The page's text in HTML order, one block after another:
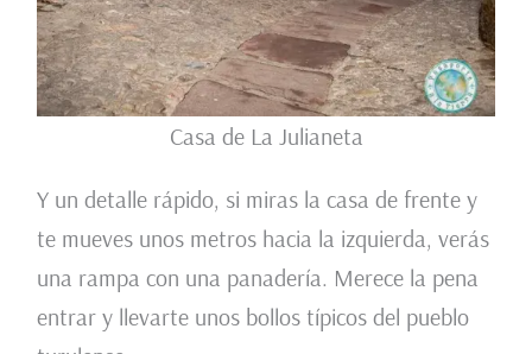
Casa de La Julianeta
Y un detalle rápido, si miras la casa de frente y
te mueves unos metros hacia la izquierda, verás
una rampa con una panadería. Merece la pena
entrar y llevarte unos bollos típicos del pueblo